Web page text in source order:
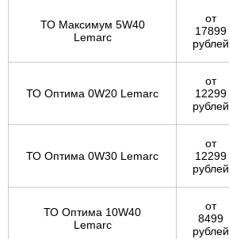
ТО Максимум 5W40
Lemarc
от
17899
рублей
ТО Оптима 0W20 Lemarc
от
12299
рублей
ТО Оптима 0W30 Lemarc
от
12299
рублей
ТО Оптима 10W40
Lemarc
от
8499
рублей